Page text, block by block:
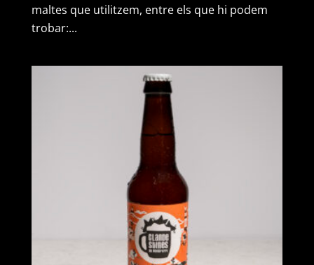
maltes que utilitzem, entre els que hi podem
trobar:...